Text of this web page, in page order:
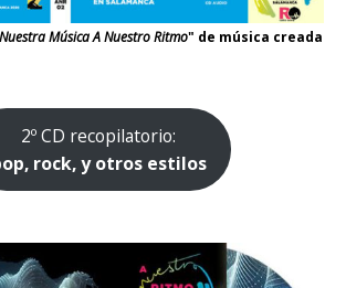
Nuestra Música A Nuestro Ritmo" de música creada
2º CD recopilatorio:
rock, y otros estilos